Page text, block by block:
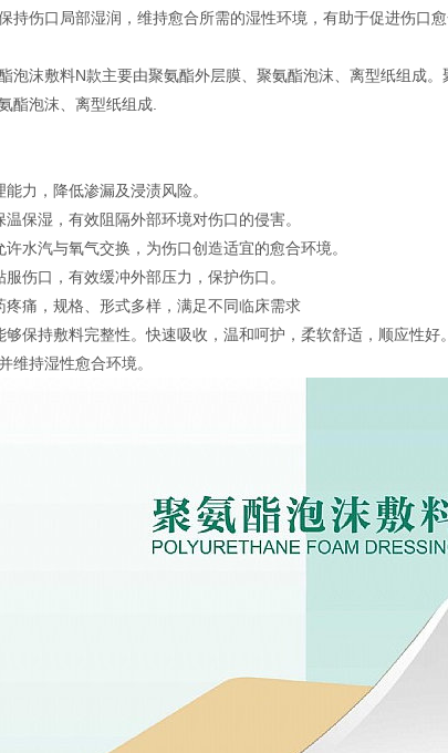
持伤口局部湿润，维持愈合所需的湿性环境，有助于促进伤口愈
泡沫敷料N款主要由聚氨酯外层膜、聚氨酯泡沫、离型纸组成
酯泡沫、离型纸组成.
力，降低渗漏及浸渍风险。
保湿，有效阻隔外部环境对伤口的侵害。
水汽与氧气交换，为伤口创造适宜的愈合环境。
伤口，有效缓冲外部压力，保护伤口。
疼痛，规格、形式多样，满足不同临床需求
够保持敷料完整性。快速吸收，温和呵护，柔软舒适，顺应性
维持湿性愈合环境。